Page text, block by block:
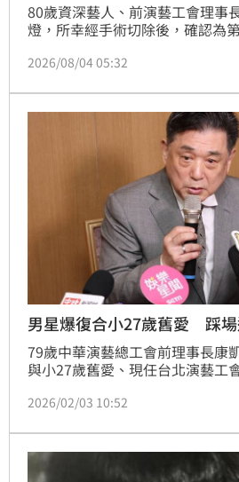
80歲資深藝人、前演藝工會理事
燈，所幸經手術切除後，確認為
療，只需持續追蹤觀察。
2026/08/04 05:32
男星爆復合小27歲舊愛 踩
79歲中華演藝總工會前理事長康
與小27歲舊愛、現任台北演藝工
酒，因此有媒體報導爆出復合風
2026/02/03 10:52